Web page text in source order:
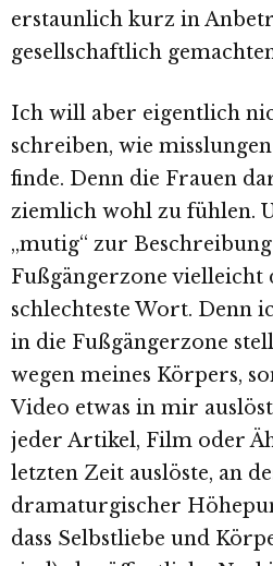
erstaunlich kurz in
gesellschaftlich
Ich will aber eigentlich
schreiben, wie
finde. Denn die Frauen
ziemlich wohl zu fühlen.
„mutig“ zur
Fußgängerzone vielleicht
schlechteste Wort. Denn
in die Fußgängerzone
wegen meines Körpers,
Video etwas in mir
jeder Artikel, Film oder
letzten Zeit auslöste, an
dramaturgischer
dass Selbstliebe und